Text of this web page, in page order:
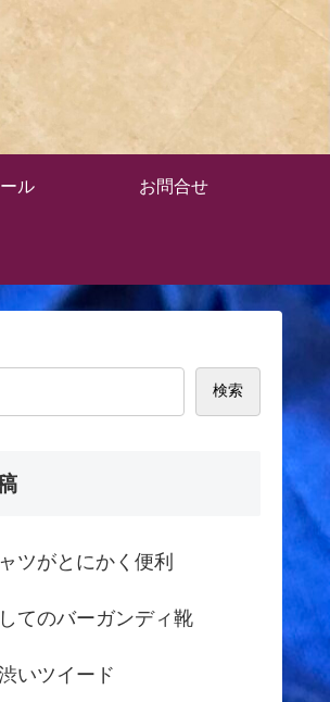
ル お問合せ
検索
ツがとにかく便利
てのバーガンディ靴
いツイード